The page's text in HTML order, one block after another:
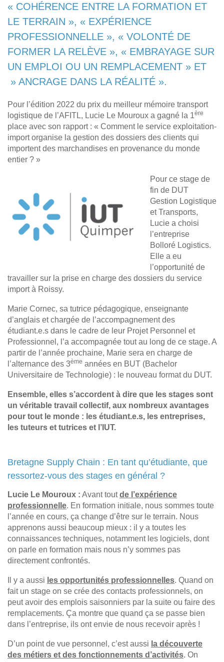
« COHÉRENCE ENTRE LA FORMATION ET
LE TERRAIN », « EXPÉRIENCE
PROFESSIONNELLE », « VOLONTÉ DE
FORMER LA RELÈVE », « EMBRAYAGE SUR
UN EMPLOI OU UN REMPLACEMENT » ET
» ANCRAGE DANS LA RÉALITÉ ».
Pour l’édition 2022 du prix du meilleur mémoire transport
logistique de l’AFITL, Lucie Le Mouroux a gagné la 1ère
place avec son rapport : « Comment le service exploitation-
import organise la gestion des dossiers des clients qui
importent des marchandises en provenance du monde
entier ? »
Pour ce stage de
fin de DUT
Gestion Logistique
et Transports,
Lucie a choisi
l’entreprise
Bolloré Logistics.
Elle a eu
l’opportunité de
travailler sur la prise en charge des dossiers du service
import à Roissy.
Marie Cornec, sa tutrice pédagogique, enseignante
d’anglais et chargée de l’accompagnement des
étudiant.e.s dans le cadre de leur Projet Personnel et
Professionnel, l’a accompagnée tout au long de ce stage. A
partir de l’année prochaine, Marie sera en charge de
l’alternance des 3ème années en BUT (Bachelor
Universitaire de Technologie) : le nouveau format du DUT.
Ensemble, elles s’accordent à dire que les stages sont
un véritable travail collectif, aux nombreux avantages
pour tout le monde : les étudiant.e.s, les entreprises,
les tuteurs et tutrices et l’IUT.
Bretagne Supply Chain : En tant qu’étudiante, que
ressortez-vous des stages en général ?
Lucie Le Mouroux : Avant toutde l’expérience
professionnelle. En formation initiale, nous sommes toute
l’année en cours, ça change d’être sur le terrain. Nous
apprenons aussi beaucoup mieux : il y a toutes les
connaissances techniques, notamment les logiciels, dont
on parle en formation mais nous n’y sommes pas
directement confrontés.
Il y a aussi les opportunités professionnelles. Quand on
fait un stage on se crée des contacts professionnels, on
peut avoir des emplois saisonniers par la suite ou faire des
remplacements. Ça montre que quand ça se passe bien
dans l’entreprise, ils ont envie de nous recevoir après !
D’un point de vue personnel, c’est aussi la découverte
des métiers et des fonctionnements d’activités. On